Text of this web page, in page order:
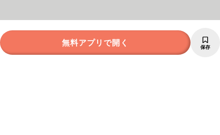
無料アプリで開く 保存